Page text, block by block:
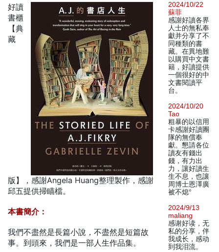
好讀
書櫃
【典
藏
版】，感謝Angela Huang整理製作，感謝
邱五提供掃瞄檔。
本書簡介：
我們不盡然是長篇小說，不盡然是短篇故
事。到頭來，我們是一部人生作品集。
2024/10/22
蘇菲
感謝好讀各界
人士的無私奉
獻并分享了不
同種類的書
藏。在異地難
以購買中文書
籍，好讀提供
一個很好的中
文書閱讀平
台。
2024/10/20
Tao
粗暴的以信用
卡感謝好讀團
隊的無償奉
獻。懇請各位
讀友有錢出
錢，有力出
力，讓好讀生
生不息，也讓
周博士恩澤廣
被不熄°
2024/9/13
maliang
感谢好读，无
私的分享，伴
我成长，感动
到我泪流。